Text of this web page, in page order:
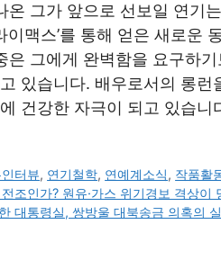
온 그가 앞으로 선보일 연기
이맥스’를 통해 얻은 새로운
은 그에게 완벽함을 요구하
있습니다. 배우로서의 롱
건강한 자극이 되고 있습니
터뷰, 연기철학, 연예계소식, 작품활
조인가? 원유·가스 위기경보 격상이
대통령실, 쌍방울 대북송금 의혹의